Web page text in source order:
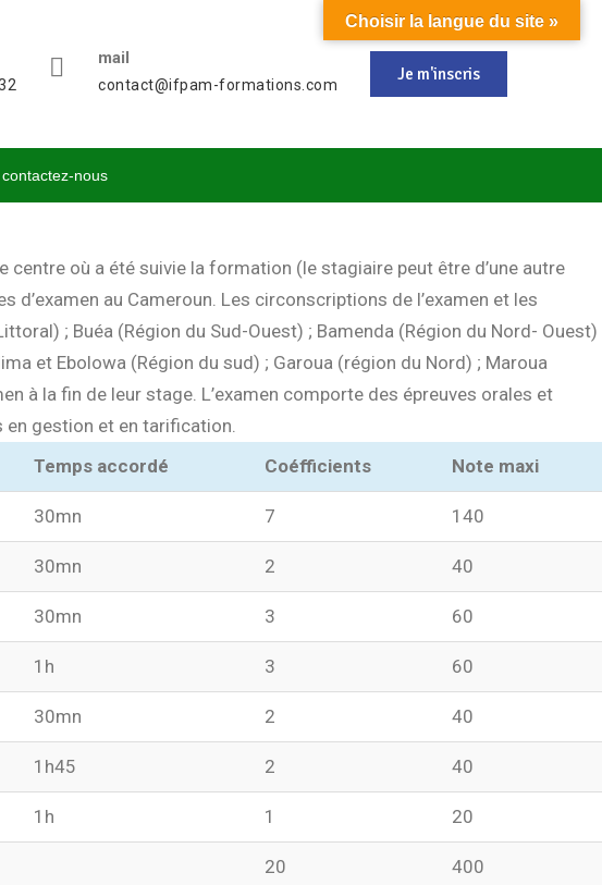
mail
contact@ifpam-formations.com
Je m'inscris
contactez-nous
centre où a été suivie la formation (le stagiaire peut être d’une autre
au Cameroun. Les circonscriptions de l’examen et les
; Buéa (Région du Sud-Ouest) ; Bamenda (Région du Nord- Ouest)
et Ebolowa (Région du sud) ; Garoua (région du Nord) ; Maroua
à la fin de leur stage. L’examen comporte des épreuves orales et
en gestion et en tarification.
Temps accordé Coéfficients Note maxi
30mn 7 140
30mn 2 40
30mn 3 60
1h 3 60
30mn 2 40
1h45 2 40
1h 1 20
20 400
Choisir la langue du site »